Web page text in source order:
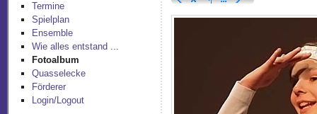
Termine
Spielplan
Ensemble
Wie alles entstand ...
Fotoalbum
Quasselecke
Förderer
Login/Logout